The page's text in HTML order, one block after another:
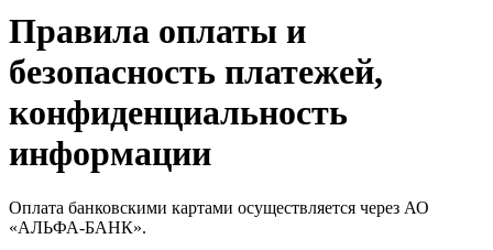
Правила оплаты и
безопасность платежей,
конфиденциальность
информации
Оплата банковскими картами осуществляется через АО
«АЛЬФА-БАНК».